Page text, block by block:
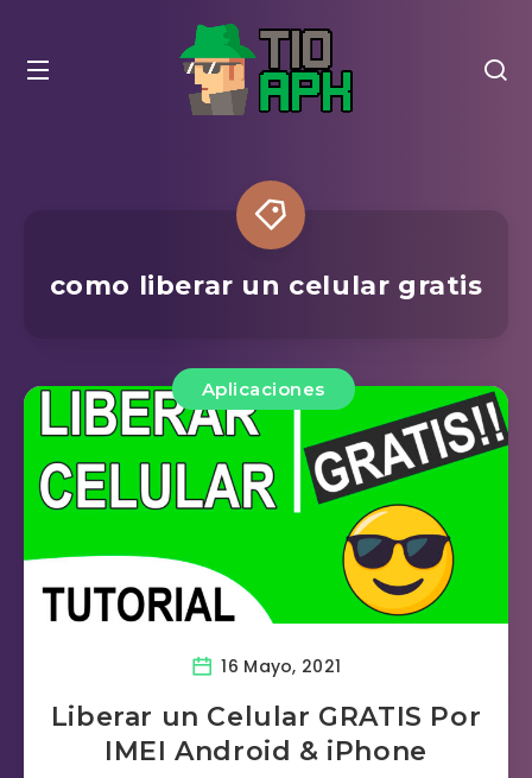
como liberar un celular gratis
Aplicaciones
16 Mayo, 2021
Liberar un Celular GRATIS Por
IMEI Android & iPhone